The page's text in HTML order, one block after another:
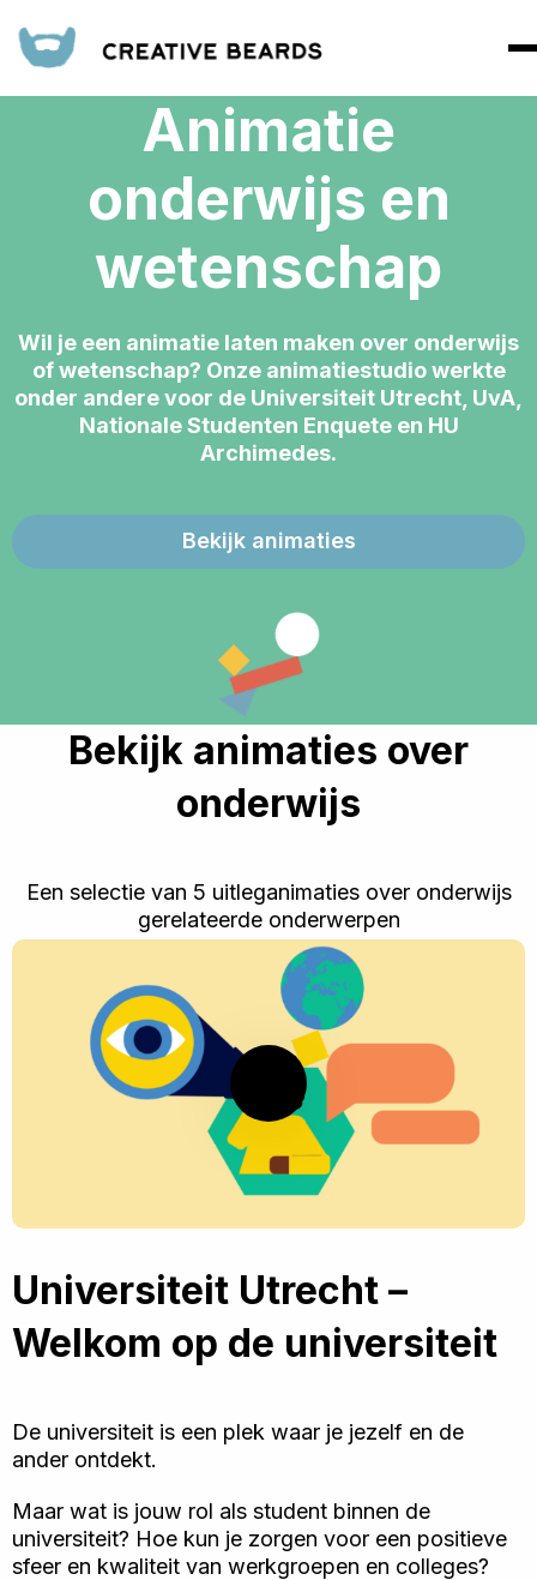
Animatie
onderwijs en
wetenschap
Wil je een animatie laten maken over onderwijs
of wetenschap? Onze animatiestudio werkte
onder andere voor de Universiteit Utrecht, UvA,
Nationale Studenten Enquete en HU
Archimedes.
Bekijk animaties
Bekijk animaties over
onderwijs
Een selectie van 5 uitleganimaties over onderwijs
gerelateerde onderwerpen
Speel
video
Universiteit Utrecht –
Welkom op de universiteit
De universiteit is een plek waar je jezelf en de
ander ontdekt.
Maar wat is jouw rol als student binnen de
universiteit? Hoe kun je zorgen voor een positieve
sfeer en kwaliteit van werkgroepen en colleges?